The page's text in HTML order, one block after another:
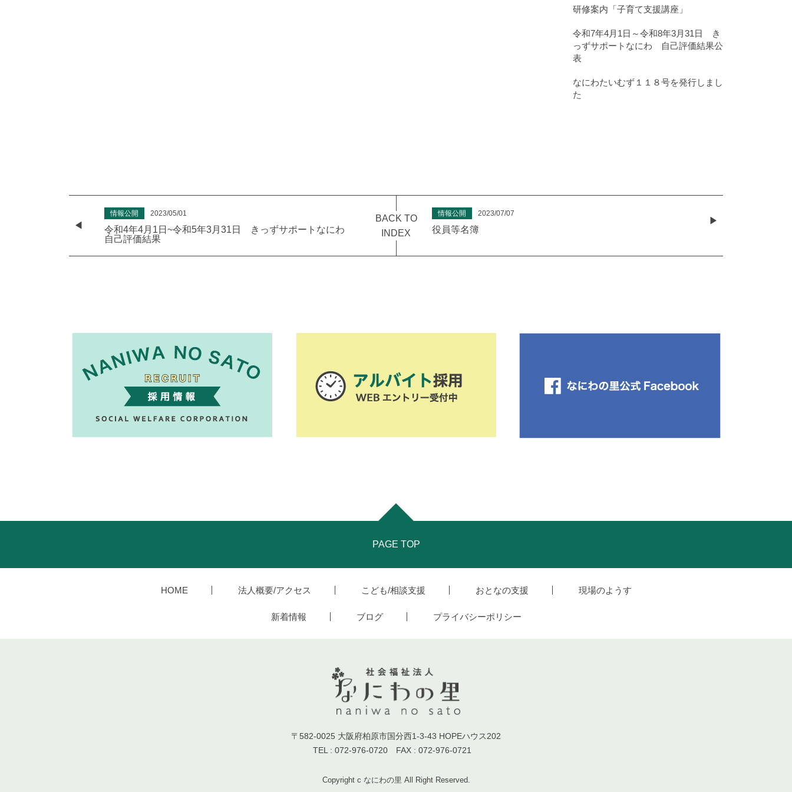
研修案内「子育て支援講座」
令和7年4月1日～令和8年3月31日 き
っずサポートなにわ 自己評価結果公
表
なにわたいむず１１８号を発行しまし
た
情報公開 2023/05/01
令和4年4月1日~令和5年3月31日 きっずサポートなにわ
自己評価結果
BACK TO
INDEX
情報公開 2023/07/07
役員等名簿
PAGE TOP
HOME 法人概要/アクセス こども/相談支援 おとなの支援 現場のようす
新着情報 ブログ プライバシーポリシー
〒582-0025 大阪府柏原市国分西1-3-43 HOPEハウス202
TEL : 072-976-0720 FAX : 072-976-0721
Copyright c なにわの里 All Right Reserved.